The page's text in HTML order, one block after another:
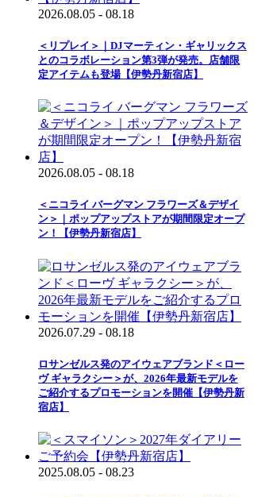
2026.08.05 - 08.18
＜リプレイ＞｜DJマーティン・ギャリックス
とのコラボレーション第3弾が発売。店舗限
定アイテムも登場【伊勢丹新宿店】
2026.08.05 - 08.18
＜ニコライ バーグマン フラワーズ＆デザイ
ン＞｜ポップアップストアが期間限定オープ
ン！【伊勢丹新宿店】
2026.07.29 - 08.18
ロサンゼルス発のアイウェアブランド＜ロー
ヴ ギャラクシー＞が、2026年最新モデルを
ご紹介するプロモーションを開催【伊勢丹新
宿店】
2025.08.05 - 08.23